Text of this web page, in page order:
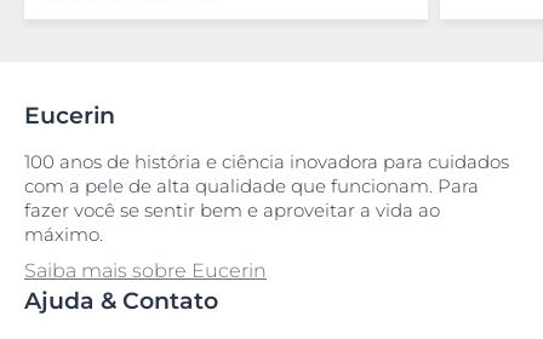
Eucerin
100 anos de história e ciência inovadora para cuidados
com a pele de alta qualidade que funcionam. Para
fazer você se sentir bem e aproveitar a vida ao
máximo.
Saiba mais sobre Eucerin
Ajuda & Contato